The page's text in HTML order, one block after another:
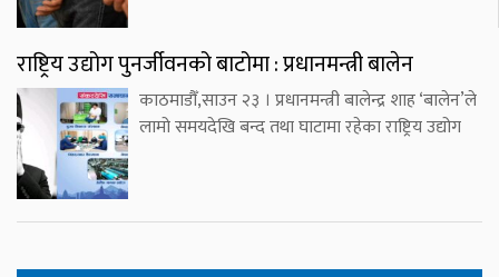
राष्ट्रिय उद्योग पुनर्जीवनको बाटोमा : प्रधानमन्त्री बालेन
काठमाडौँ,साउन २३ । प्रधानमन्त्री बालेन्द्र शाह ‘बालेन’ले
लामो समयदेखि बन्द तथा घाटामा रहेका राष्ट्रिय उद्योग